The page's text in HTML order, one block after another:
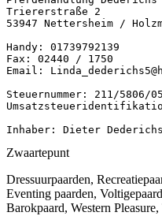
Triererstraße 2
53947 Nettersheim /
Handy: 01739792139
Fax: 02440 / 1750
Email:
Steuernummer: 211/5806/
Inhaber: Dieter Dederichs
Zwaartepunt
Dressuurpaarden,
Eventing paarden,
Barokpaard, Western